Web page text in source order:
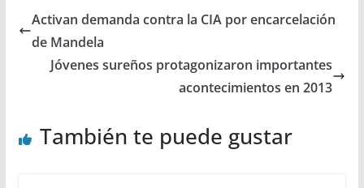
Activan demanda contra la CIA por encarcelación
de Mandela
Jóvenes sureños protagonizaron importantes
acontecimientos en 2013
También te puede gustar